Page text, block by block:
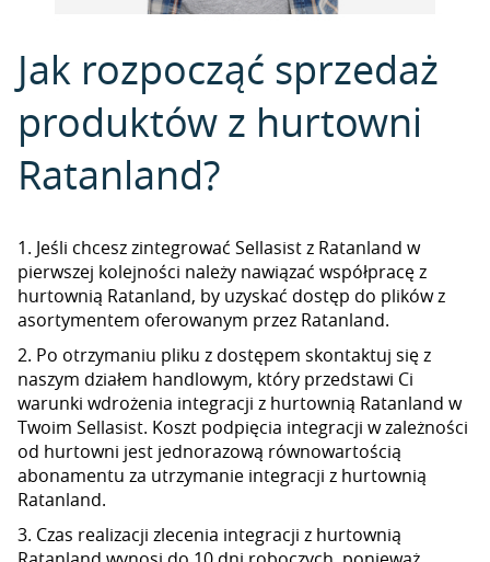
Jak rozpocząć sprzedaż
produktów z hurtowni
Ratanland?
1. Jeśli chcesz zintegrować Sellasist z Ratanland w
pierwszej kolejności należy nawiązać współpracę z
hurtownią Ratanland, by uzyskać dostęp do plików z
asortymentem oferowanym przez Ratanland.
2. Po otrzymaniu pliku z dostępem skontaktuj się z
naszym działem handlowym, który przedstawi Ci
warunki wdrożenia integracji z hurtownią Ratanland w
Twoim Sellasist. Koszt podpięcia integracji w zależności
od hurtowni jest jednorazową równowartością
abonamentu za utrzymanie integracji z hurtownią
Ratanland.
3. Czas realizacji zlecenia integracji z hurtownią